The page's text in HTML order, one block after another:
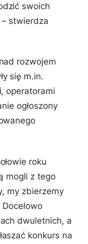
swoich
stwierdza
rozwojem
się m.in.
operatorami
ogłoszony
roku
mogli z tego
my zbierzemy
Docelowo
dwuletnich, a
konkurs na